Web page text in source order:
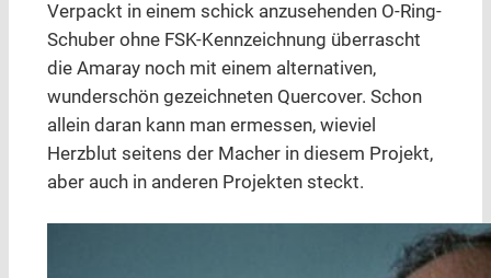
Verpackt in einem schick anzusehenden O-Ring-
Schuber ohne FSK-Kennzeichnung überrascht
die Amaray noch mit einem alternativen,
wunderschön gezeichneten Quercover. Schon
allein daran kann man ermessen, wieviel
Herzblut seitens der Macher in diesem Projekt,
aber auch in anderen Projekten steckt.